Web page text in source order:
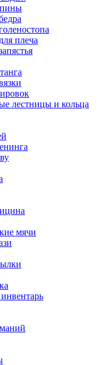
плеча
лестницы и кольца
мячи